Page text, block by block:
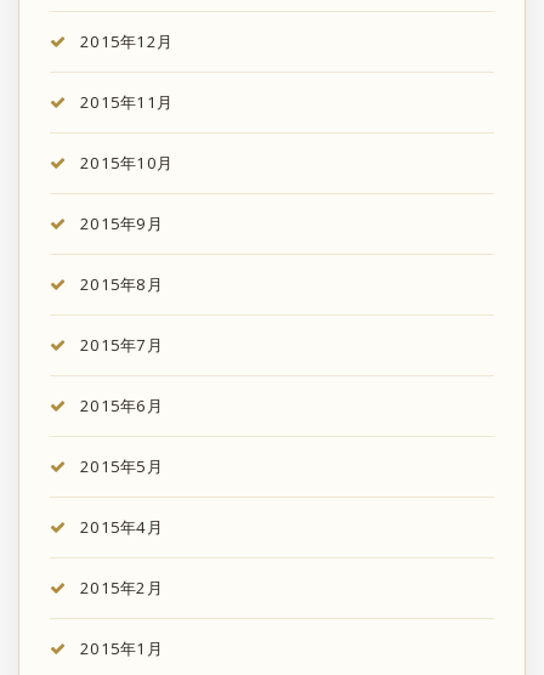
2015年12月
2015年11月
2015年10月
2015年9月
2015年8月
2015年7月
2015年6月
2015年5月
2015年4月
2015年2月
2015年1月